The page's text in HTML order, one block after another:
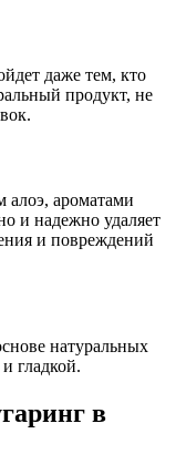
даже тем, кто
продукт, не
алоэ, ароматами
и надежно удаляет
и повреждений
натуральных
гладкой.
в